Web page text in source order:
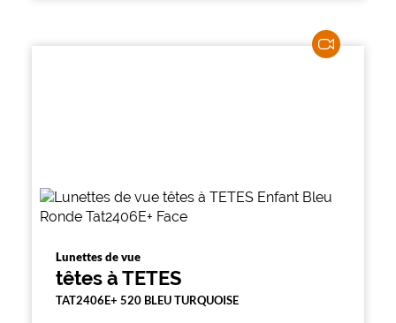
Lunettes de vue
têtes à TETES
TAT2406E+ 520 BLEU TURQUOISE